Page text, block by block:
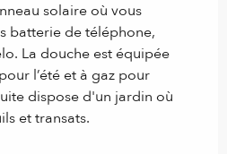
solaire où vous
batterie de téléphone,
La douche est équipée
l’été et à gaz pour
dispose d'un jardin où
et transats.